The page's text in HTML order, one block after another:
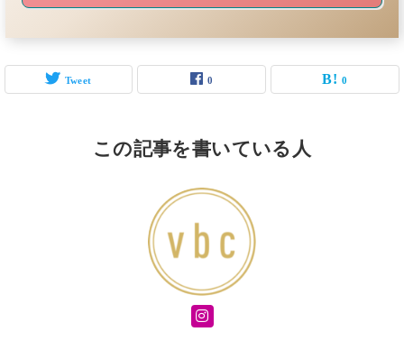
Tweet 0 0
この記事を書いている人